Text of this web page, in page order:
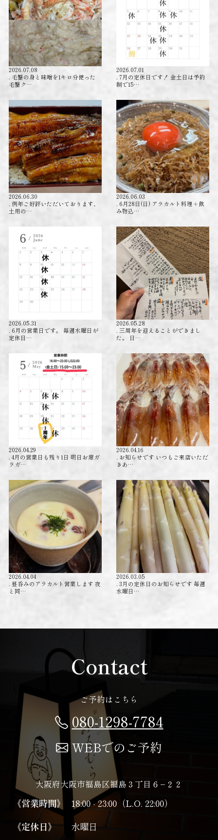
2026.07.08
. 毛蟹の身と味噌を1キロ分使った
毛蟹ク…
2026.07.01
. 7月の定休日です！ 金土日は予約
制で15…
2026.06.30
. 例年ご好評いただいております、
土用の…
2026.06.03
. 6月28日(日) アラカルト料理＋飲
み物込…
2026.05.31
. 6月の営業日です。 毎週水曜日が
定休日…
2026.05.28
. 三周年を迎えることができまし
た。 日…
2026.04.29
. 4月の営業日も残り1日 明日お席ガ
ラガ…
2026.04.16
. お知らせです いつもご来店いただ
きあ…
2026.04.04
. 昼呑みのアラカルト営業します 夜
と同…
2026.03.05
. 3月の定休日のお知らせです 毎週
水曜日…
Contact
ご予約はこちら
080-1298-7784
WEBでのご予約
大阪府大阪市福島区福島３丁目６−２２
《営業時間》
18:00 - 23:00（L.O. 22:00）
《定休日》
水曜日